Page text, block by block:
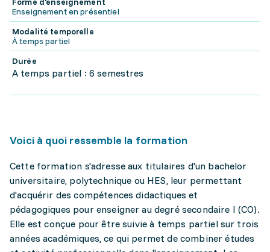
Enseignement en présentiel
Modalité temporelle
À temps partiel
Durée
A temps partiel : 6 semestres
Voici à quoi ressemble la formation
Cette formation s'adresse aux titulaires d'un bachelor
universitaire, polytechnique ou HES, leur permettant
d'acquérir des compétences didactiques et
pédagogiques pour enseigner au degré secondaire I (CO).
Elle est conçue pour être suivie à temps partiel sur trois
années académiques, ce qui permet de combiner études